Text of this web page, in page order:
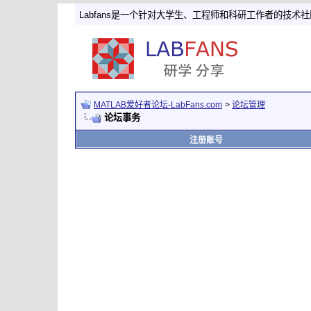
Labfans是一个针对大学生、工程师和科研工作者的技术社
MATLAB爱好者论坛-LabFans.com > 论坛管理
论坛事务
注册账号